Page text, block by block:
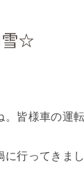
☆
。皆様車の運
行ってきまし